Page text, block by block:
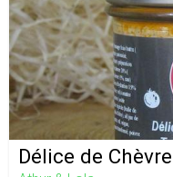
Délice de